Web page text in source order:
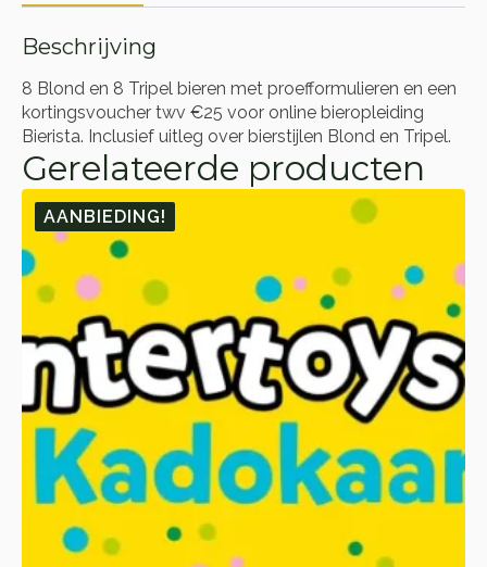
Beschrijving
8 Blond en 8 Tripel bieren met proefformulieren en een
kortingsvoucher twv €25 voor online bieropleiding
Bierista. Inclusief uitleg over bierstijlen Blond en Tripel.
Gerelateerde producten
AANBIEDING!